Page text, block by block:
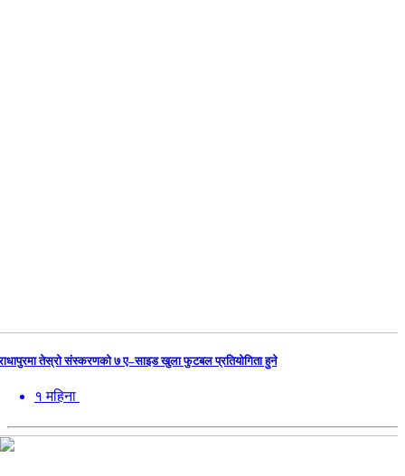
तेस्रो संस्करणको ७ ए–साइड खुला फुटबल प्रतियोगिता हुने
१ महिना